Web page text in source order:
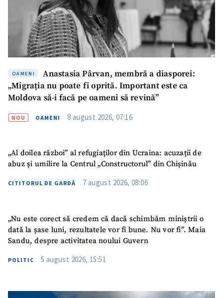
OAMENI
Anastasia Pârvan, membră a diasporei:
„Migrația nu poate fi oprită. Important este ca
Moldova să-i facă pe oameni să revină”
NOU OAMENI 8 august 2026, 07:16
„Al doilea război” al refugiaților din Ucraina: acuzații de
abuz și umilire la Centrul „Constructorul” din Chișinău
CITITORUL DE GARDĂ 7 august 2026, 08:06
„Nu este corect să credem că dacă schimbăm miniștrii o
dată la șase luni, rezultatele vor fi bune. Nu vor fi”. Maia
Sandu, despre activitatea noului Guvern
POLITIC 5 august 2026, 15:51